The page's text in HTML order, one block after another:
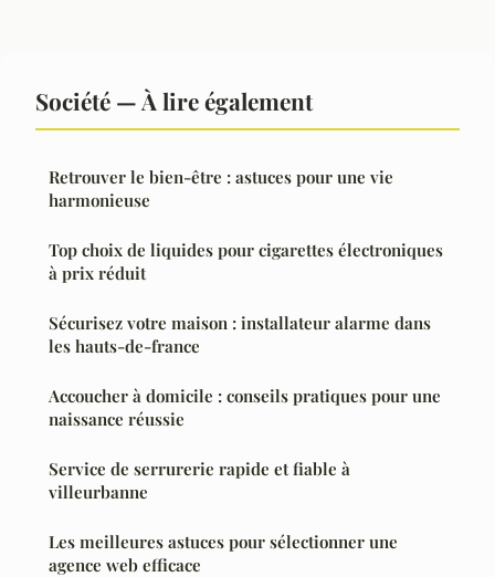
Société — À lire également
Retrouver le bien-être : astuces pour une vie
harmonieuse
Top choix de liquides pour cigarettes électroniques
à prix réduit
Sécurisez votre maison : installateur alarme dans
les hauts-de-france
Accoucher à domicile : conseils pratiques pour une
naissance réussie
Service de serrurerie rapide et fiable à
villeurbanne
Les meilleures astuces pour sélectionner une
agence web efficace